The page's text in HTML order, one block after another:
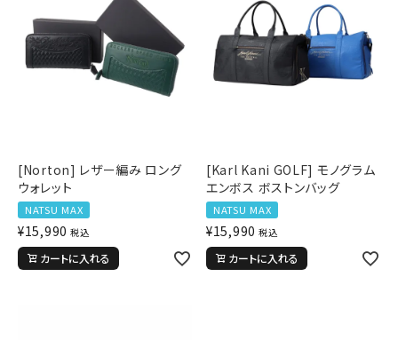
[Norton] レザー編み ロング
ウォレット
NATSU MAX
¥15,990 税込
カートに入れる
[Karl Kani GOLF] モノグラム
エンボス ボストンバッグ
NATSU MAX
¥15,990 税込
カートに入れる